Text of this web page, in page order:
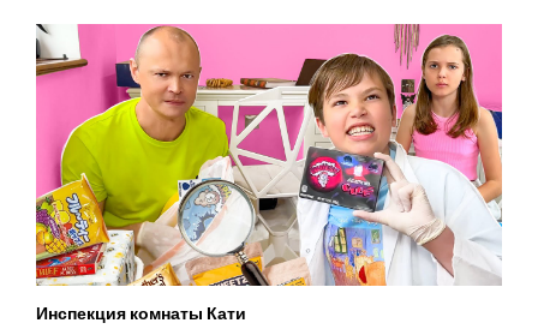
Инспекция комнаты Кати